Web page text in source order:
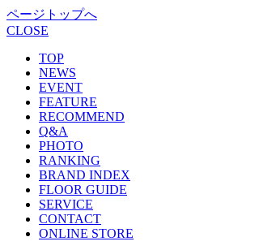
ページトップへ
CLOSE
TOP
NEWS
EVENT
FEATURE
RECOMMEND
Q&A
PHOTO
RANKING
BRAND INDEX
FLOOR GUIDE
SERVICE
CONTACT
ONLINE STORE